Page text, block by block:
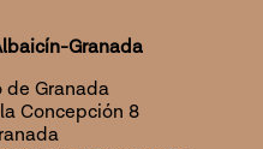
Granada
Granada
Concepción 8